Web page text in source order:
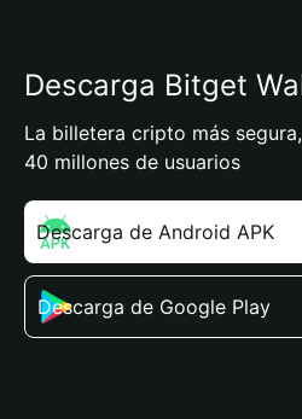
Descarga Bitget
La billetera cripto más
40 millones de usuarios
Descarga de Android APK
Descarga de Google Play